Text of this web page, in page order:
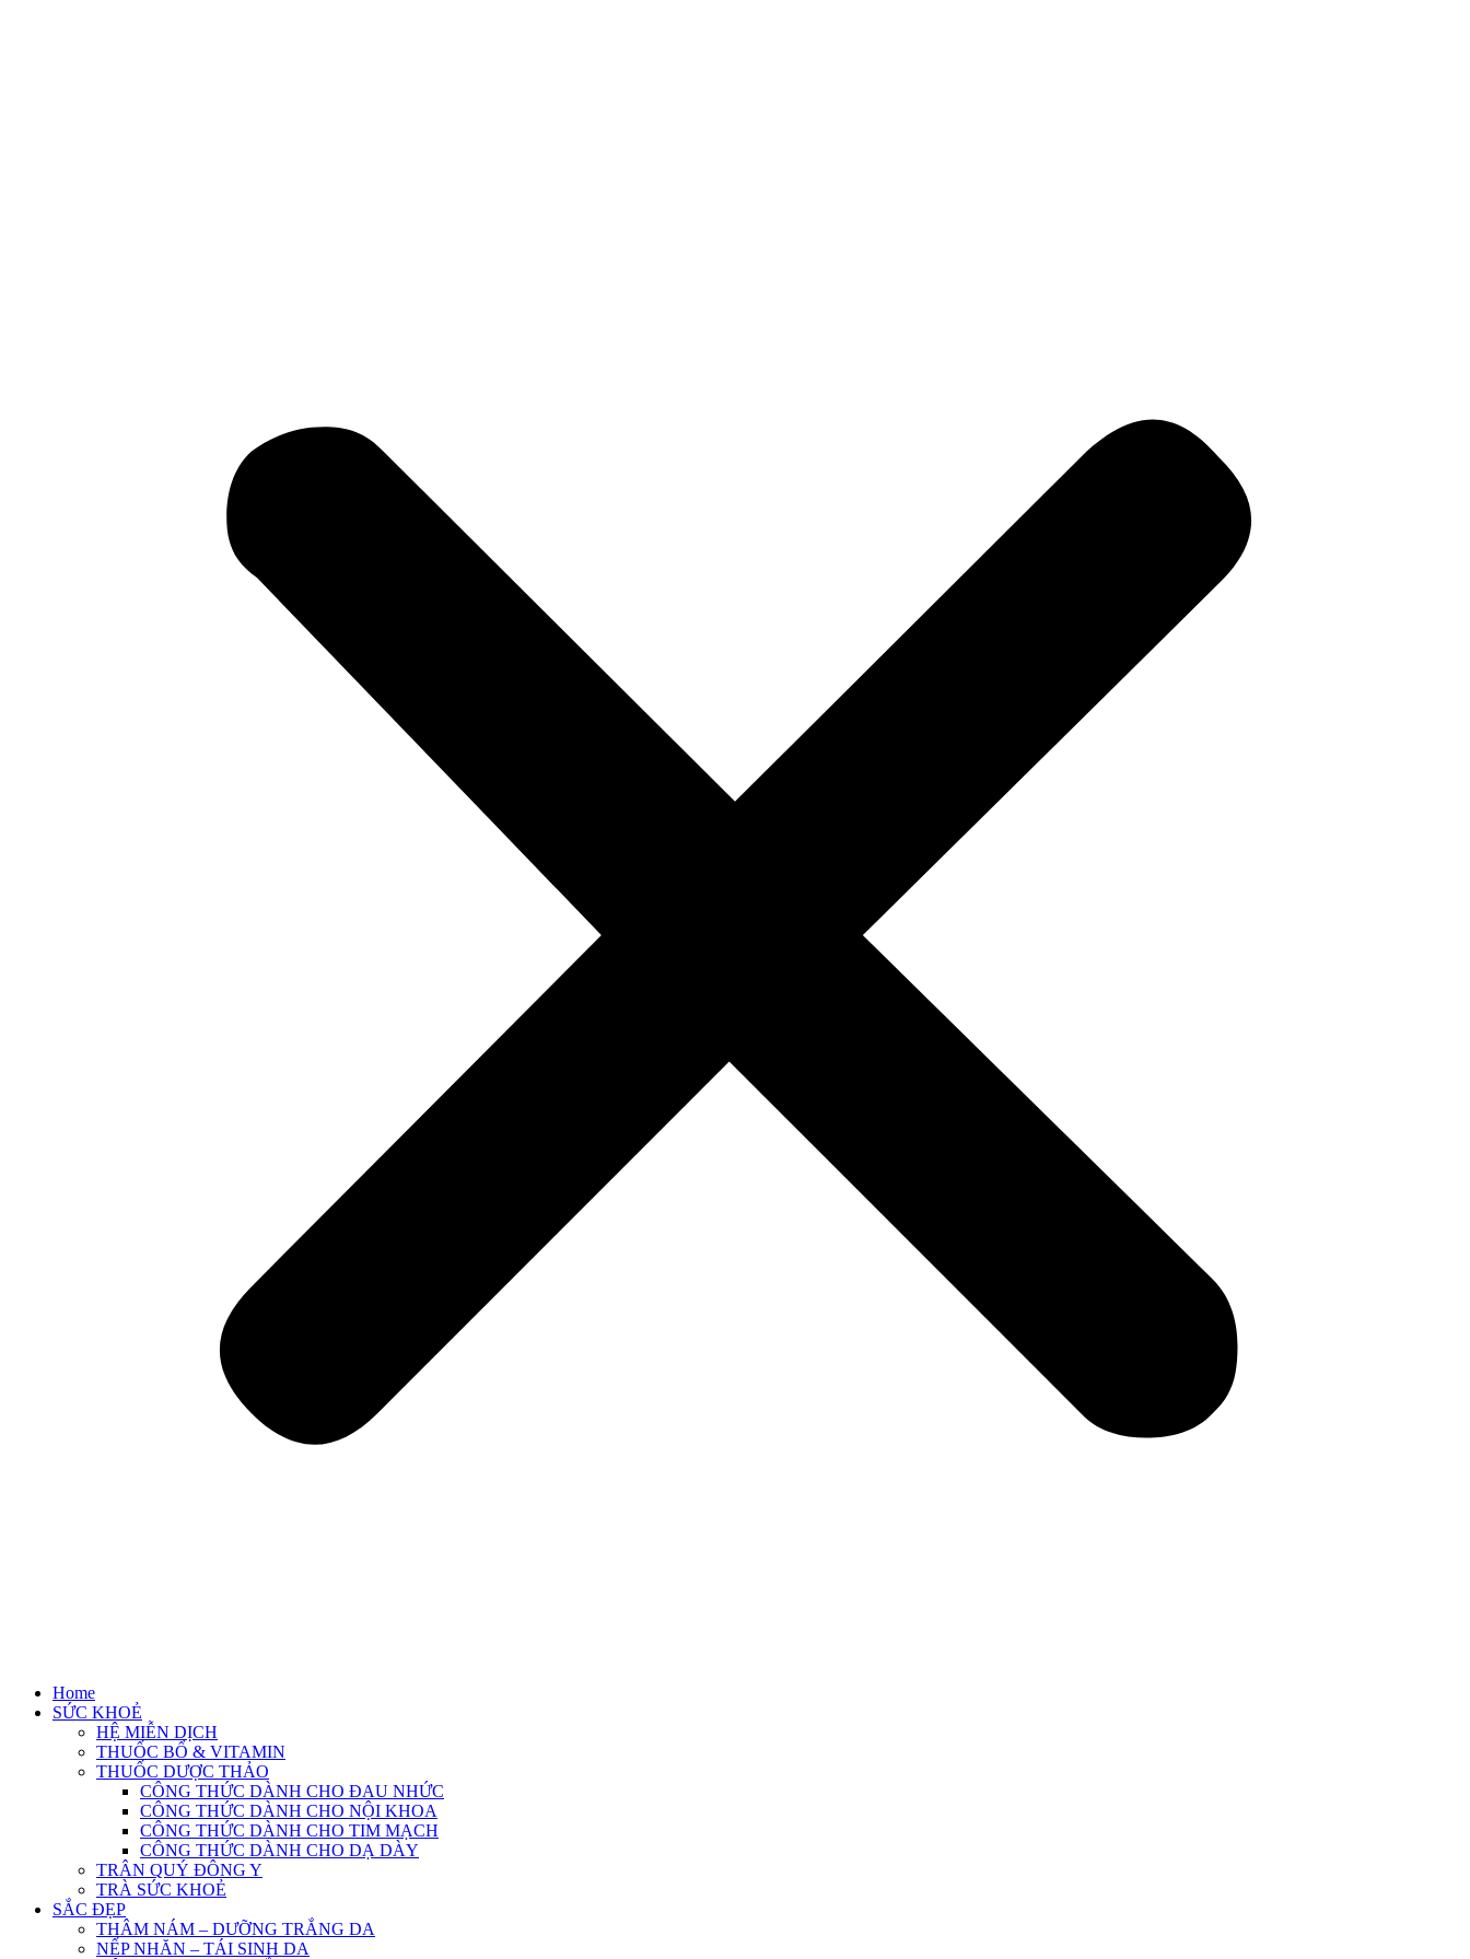
Home
SỨC KHOẺ
HỆ MIỄN DỊCH
THUỐC BỔ & VITAMIN
THUỐC DƯỢC THẢO
CÔNG THỨC DÀNH CHO ĐAU NHỨC
CÔNG THỨC DÀNH CHO NỘI KHOA
CÔNG THỨC DÀNH CHO TIM MẠCH
CÔNG THỨC DÀNH CHO DẠ DÀY
TRÂN QUÝ ĐÔNG Y
TRÀ SỨC KHOẺ
SẮC ĐẸP
THÂM NÁM – DƯỠNG TRẮNG DA
NẾP NHĂN – TÁI SINH DA